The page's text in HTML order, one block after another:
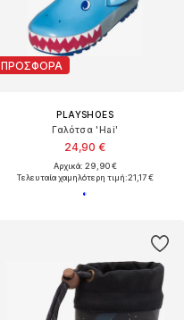
ΠΡΟΣΦΟΡΑ
PLAYSHOES
Γαλότσα 'Hai'
24,90 €
Αρχικά: 29,90 €
Τελευταία χαμηλότερη τιμή:21,17 €